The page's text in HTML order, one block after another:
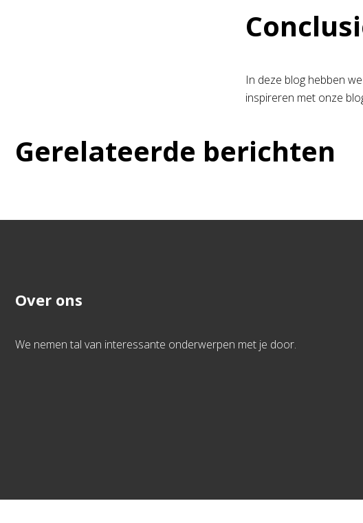
In deze blog hebben
inspireren met onze
Gerelateerde berichten
Over ons
We nemen tal van interessante onderwerpen met je door.